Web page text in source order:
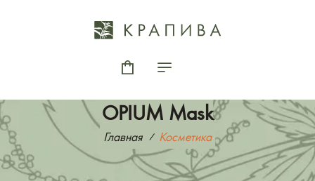
OPIUM Mask
Главная Косметика